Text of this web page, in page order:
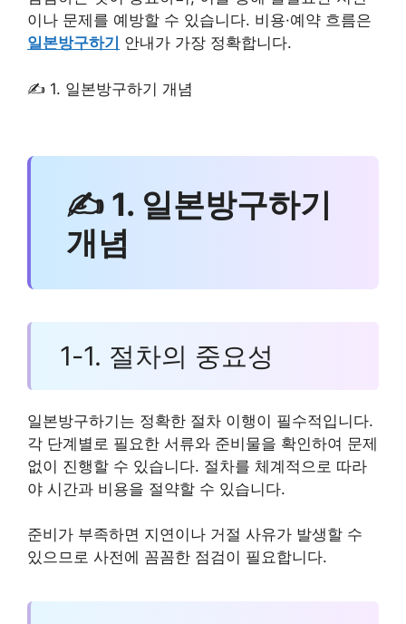
이나 문제를 예방할 수 있습니다. 비용·예약 흐름은
일본방구하기
안내가 가장 정확합니다.
✍ 1. 일본방구하기 개념
✍ 1. 일본방구하기
개념
1-1. 절차의 중요성
일본방구하기는 정확한 절차 이행이 필수적입니다.
각 단계별로 필요한 서류와 준비물을 확인하여 문제
없이 진행할 수 있습니다. 절차를 체계적으로 따라
야 시간과 비용을 절약할 수 있습니다.
준비가 부족하면 지연이나 거절 사유가 발생할 수
있으므로 사전에 꼼꼼한 점검이 필요합니다.